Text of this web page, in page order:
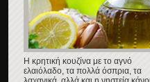
Η κρητική κουζίνα με το αγνό
ελαιόλαδο, τα πολλά όσπρια, τα